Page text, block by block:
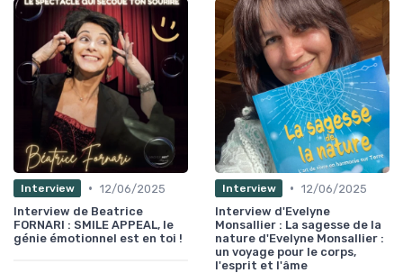
Interview • 12/06/2025
Interview de Beatrice
FORNARI : SMILE APPEAL, le
génie émotionnel est en toi !
Interview • 12/06/2025
Interview d'Evelyne
Monsallier : La sagesse de la
nature d'Evelyne Monsallier :
un voyage pour le corps,
l'esprit et l'âme